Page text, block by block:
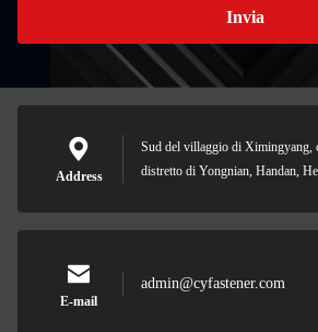
Invia
Address
Sud del villaggio di Ximingyang,
distretto di Yongnian, Handan,
E-mail
admin@cyfastener.com